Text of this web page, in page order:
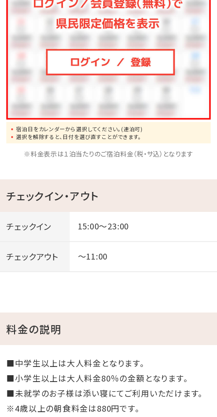
りご予約下さい。
宿泊日をカレンダーから選択してください。(連泊可)
選択を解除すると、日付を選び直すことができます。
※料金表示は１泊当たりのご宿泊料金（税・サ込）となります
チェックイン・アウト
チェックイン 15:00～23:00
チェックアウト ～11:00
料金の説明
■中学生以上は大人料金となります。
■小学生以上は大人料金80％の金額となります。
■未就学のお子様は添い寝にてご利用いただけます。
※4歳以上の朝食料金は880円です。